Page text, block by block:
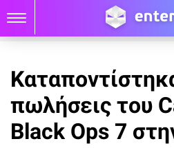
πωλήσεις του
Black Ops 7